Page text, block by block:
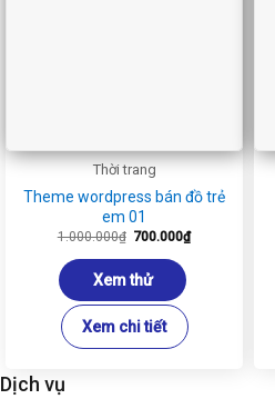
Thời trang
Theme wordpress bán đồ trẻ
em 01
1.000.000₫ Giá
là:
1.000.000₫.
700.000₫Giá
hiện
Xem thử
Xem chi tiết
Dịch vụ